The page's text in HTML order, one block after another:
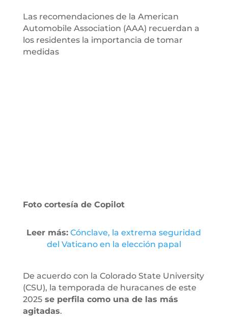
Las recomendaciones de la American
Automobile Association (AAA) recuerdan a
los residentes la importancia de tomar
medidas
Foto cortesía de Copilot
Leer más: Cónclave, la extrema seguridad
del Vaticano en la elección papal
De acuerdo con la Colorado State University
(CSU), la temporada de huracanes de este
2025se perfila como una de las más
agitadas.